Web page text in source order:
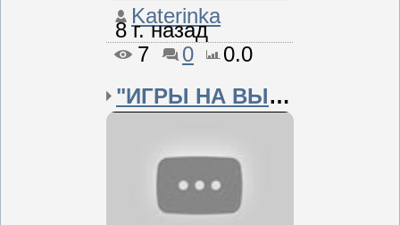
Katerinka
8 г. назад
7
0
0.0
"ИГРЫ НА ВЫРОСТ&qu...